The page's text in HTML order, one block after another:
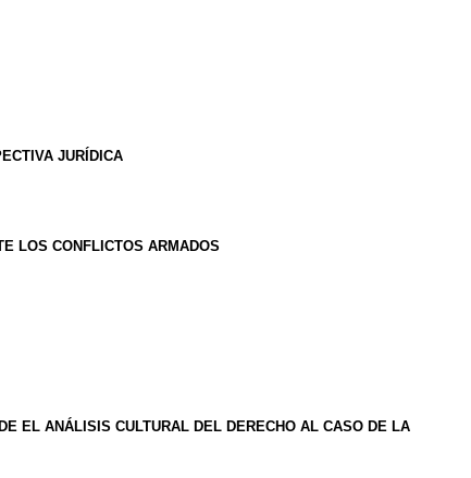
JURÍDICA
LOS CONFLICTOS ARMADOS
EL ANÁLISIS CULTURAL DEL DERECHO AL CASO DE LA